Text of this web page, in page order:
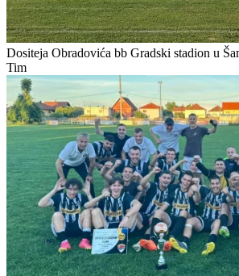
Dositeja Obradovića bb Gradski stadion u
Tim